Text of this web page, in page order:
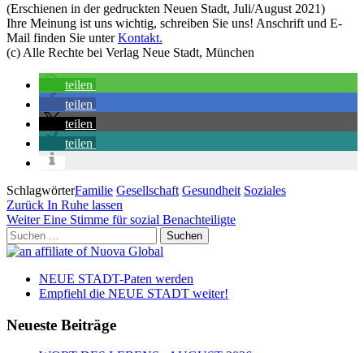
(Erschienen in der gedruckten Neuen Stadt, Juli/August 2021)
Ihre Meinung ist uns wichtig, schreiben Sie uns! Anschrift und E-
Mail finden Sie unterKontakt.
(c) Alle Rechte bei Verlag Neue Stadt, München
teilen
teilen
teilen
teilen
SchlagwörterFamilie Gesellschaft Gesundheit Soziales
Beitragsnavigation
Vorheriger
Beitrag
Zurück In Ruhe lassen
Nächster
Beitrag
Weiter Eine Stimme für sozial Benachteiligte
Suchen
nach:
NEUE STADT-Paten werden
Empfiehl die NEUE STADT weiter!
Neueste Beiträge